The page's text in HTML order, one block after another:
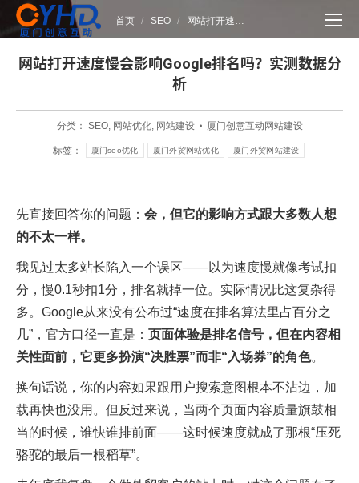
您在这里：
首页 SEO 网站打开速…
网站打开速度慢会影响Google排名吗？实测数据分
析
分类： SEO, 网站优化, 网站建设 厦门创意互动网站建设
标签： 厦门seo优化 厦门外贸网站优化 厦门外贸网站建设
先直接回答你的问题： 会，但它的影响方式跟大多数人想
的不太一样。
我见过太多站长陷入一个误区——以为速度慢就像考试扣
分，慢0.1秒扣1分，排名就掉一位。实际情况比这复杂得
多。Google从来没有公布过“速度在排名算法里占百分之
几”，官方口径一直是： 页面体验是排名信号，但在内容相
关性面前，它更多扮演“决胜票”而非“入场券”的角色。
换句话说，你的内容如果跟用户搜索意图根本不沾边，加
载再快也没用。但反过来说，当两个页面内容质量旗鼓相
当的时候，谁快谁排前面——这时候速度就成了那根“压死
骆驼的最后一根稻草”。